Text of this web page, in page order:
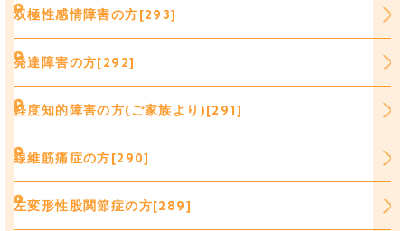
双極性感情障害の方[293]
発達障害の方[292]
軽度知的障害の方(ご家族より)[291]
線維筋痛症の方[290]
左変形性股関節症の方[289]